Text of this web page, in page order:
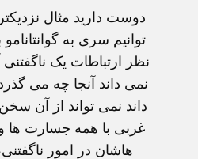
دوست داريد مثال
توانيم سری به گوانتانامو
نظر ارتباطات يک
نمی داند آنجا چه می
داند نمی تواند از آن
غربی با همه جسارت ها
هاشان در امور